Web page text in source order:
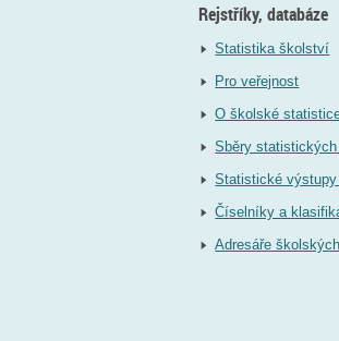
Rejstříky, databáze
Statistika školství
Pro veřejnost
O školské
Sběry
Statistické
Číselníky a
Adresáře